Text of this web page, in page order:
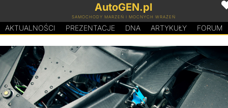
AutoGEN.pl
SAMOCHODY MARZEŃ I MOCNYCH WRAŻEŃ
AKTUALNOŚCI PREZENTACJE DNA ARTYKUŁY FORUM